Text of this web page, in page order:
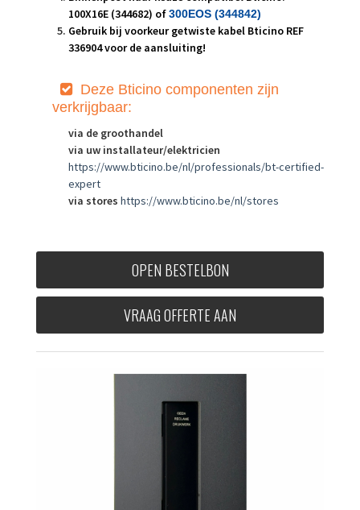
100X16E (344682) of300EOS (344842)
Gebruik bij voorkeur getwiste kabel Bticino REF
336904 voor de aansluiting!
Deze Bticino componenten zijn
verkrijgbaar:
via de groothandel
via uw installateur/elektricien
https://www.bticino.be/nl/professionals/bt-certified-
expert
via stores https://www.bticino.be/nl/stores
OPEN BESTELBON
VRAAG OFFERTE AAN